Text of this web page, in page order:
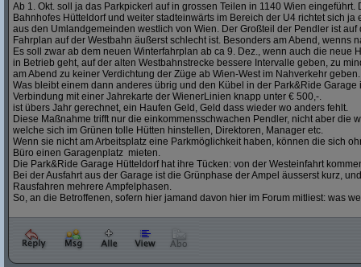
Ab 1. Okt. soll ja das Parkpickerl auf in grossen Teilen in 1140 Wien
Bahnhofes Hütteldorf und weiter stadteinwärts im Bereich der U4 richtet sich
aus den Umlandgemeinden westlich von Wien. Der Großteil der Pendler ist
Fahrplan auf der Westbahn äußerst schlecht ist. Besonders am Abend, wenns
Es soll zwar ab dem neuen Winterfahrplan ab ca 9. Dez., wenn auch die neue
in Betrieb geht, auf der alten Westbahnstrecke bessere Intervalle geben, zu
am Abend zu keiner Verdichtung der Züge ab Wien-West im Nahverkehr geben.
Was bleibt einem dann anderes übrig und den Kübel in der Park&Ride
Verbindung mit einer Jahrekarte der WienerLinien knapp unter € 500,-.
ist übers Jahr gerechnet, ein Haufen Geld, Geld dass wieder wo anders fehlt.
Diese Maßnahme trifft nur die einkommensschwachen Pendler, nicht aber die
welche sich im Grünen tolle Hütten hinstellen, Direktoren, Manager etc.
Wenn sie nicht am Arbeitsplatz eine Parkmöglichkeit haben, können die sich
Büro einen Garagenplatz mieten.
Die Park&Ride Garage Hütteldorf hat ihre Tücken: von der Westeinfahrt
Bei der Ausfahrt aus der Garage ist die Grünphase der Ampel äusserst kurz,
Rausfahren mehrere Ampfelphasen.
So, an die Betroffenen, sofern hier jamand davon hier im Forum mitliest: was